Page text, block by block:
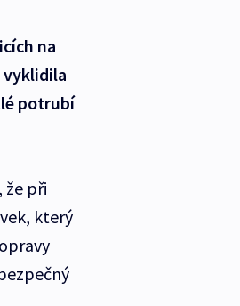
na
vyklidila
potrubí
že při
který